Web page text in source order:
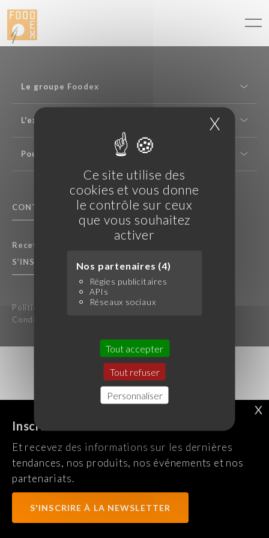
Panneau de gestion des cookies
Ce site utilise des
cookies et vous donne
le contrôle sur ceux
que vous souhaitez
activer
Nos partenaires (4)
Régies publicitaires
APIs
Réseaux sociaux
Tout accepter
Tout refuser
Personnaliser
X
Le groupe Foodex
L'expertise saké
Pour les professionnels
Recevez nos dernières actualités :
S’INSCRIRE À LA NEWSLETTER
CONTACTEZ NOUS F.A.Q.
Politique de confidentialité
Mentions légales
Conditions générales d'utilisation
X
Inscrivez-vous à notre newsletter !
Et recevez des informations sur les dernières
tendances, nos produits, nos événements et nos
partenariats.
S'INSCRIRE À LA NEWSLETTER